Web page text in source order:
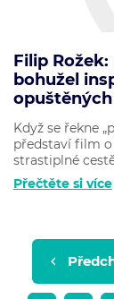
Filip
bohužel
Když se řekne
představí film
strastiplné
Přečtěte si více